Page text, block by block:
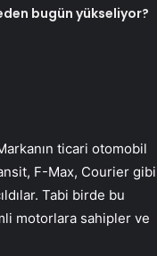
bugün yükseliyor?
ticari otomobil
F-Max, Courier gibi
Tabi birde bu
motorlara sahipler ve